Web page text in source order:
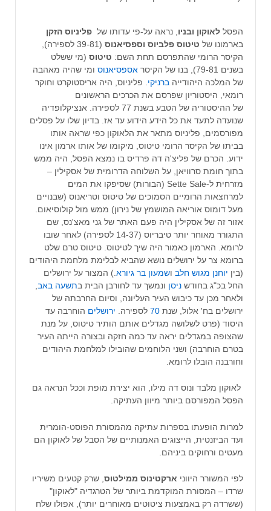
הפסל לאוקון ובניו , נראה על-פי עדותו של פליניוס הזקן
בארמונו של טיטוס פלביוס וספסיאנוס
(39-81 לספירה),
הקיסר הרומי שהתפרסם תחת השם: טיטוס (מי ששלט
בשנים 79-81), בנו של הקיסר
אספסיאנוס ומי שהיה מאהבה
של המלכה היהודייה ברניקי . פליניוס, היה אריסטוקרט וחוקר
רומאי, היסטוריון שפרסם את הכרכים הראשונים
של ההיסטוריה של הטבע בשנת 77 לספירה. אנציקלופדיה
שנועדה לתעד את כל הידע הידוע עד אז. בדיון שלו על פסלים
מפורסמים, פליניוס מתאר את הלאוקון כפי שראה אותו
בביתו של הקיסר הרומי טיטוס, מיקומו של אותו ארמון אינו
ידוע. הכרם של פליצ'ה דה פרדיס בו נמצא הפסל, היה ממש
בתוך חומת סרוויאן, על השלוחה הדרומית של אסקילין –
מזרחית ל-Sette Sale (הבורות) שסיפקו את המים
למרחצאות הרומיים הסמוכים של טיטוס וטריאנוס (שבנויים
מעל דומוס אוריאה המושמץ של נירון) ממש מול קולוסיאום.
אזור זה של אסקילין היה פעם האתר של גני מאצ'נס, שם
התגורר מאוחר יותר טיבריוס (14-37 לספירה) לאחר שובו
לרומא. הארמון כאמור היה שיך לטיטוס. טיטוס טרם שלט
ברומא צר על ירושלים נושא שהביא לבלימת מלחמת היהודים
(בין יוחנן מגוש חלב ושמעון בר גיורא .) המצור על ירושלים
החל בכ"ג בחודש ניסן ונמשך עד לחורבן הבית בתשעה באב
ולאחר מכן עד כיבוש העיר העליונה, וסיום החרבתה של
ירושלים בח' אלול, שנת 70 לספירה. ירושלים הוחרבה עד
היסוד (פרט לשלושה מגדלים אותם הותיר טיטוס, על מנת
שהצופה במגדלים יראה עד כמה חזקה ובצורה הייתה העיר
בטרם הוחרבה) ושני הלוחמים שהובילו למלחמת היהודים
וחורבנה הובלו לרומא.
לאוקון מלבד ונוס דה מילו, הוא יצירת מופת וככל הנראה גם
הפסל המפורסם ביותר מיוון העתיקה.
למרות הופעתו בספרות עתיקה מהמסורת הפוסט-הומרית
ועד הביזנטית, הייצוגים האמנותיים של הסבל של לאוקון הם
מעטים ורחוקים ביניהם.
לפי המשורר היווני ארקטינוס ממילטוס , שרק קטעים משיריו
שרדו – המסורת המוקדמת ביותר של הטרגדיה "לאוקון"
(ששרדה רק באמצעות ציטוטים מאוחרים יותר), אפולו שלח